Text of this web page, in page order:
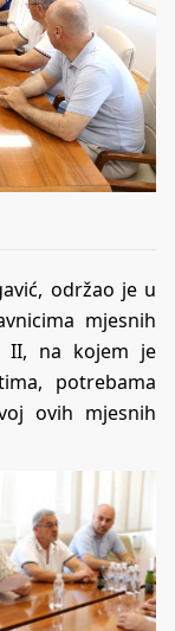
održao je u
mjesnih
II, na kojem je
potrebama
ovih mjesnih